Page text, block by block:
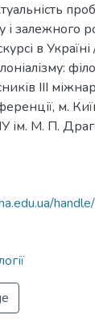
і залежного
в
ІІІ
м.
ім. М. П.